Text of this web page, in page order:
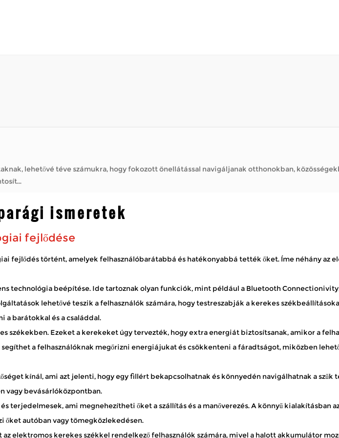
cégek,
lehetővé téve számukra, hogy fokozott önellátással navigáljanak otthonokban,
cégek,
lehetővé téve számukra, hogy fokozott önellátással navigáljanak otthonokban,
ismeretek
fejlődése
fejlődés történt, amelyek felhasználóbarátabbá és hatékonyabbá tették őket. Íme néhány az
technológia beépítése. Ide tartoznak olyan funkciók, mint például a Bluetooth Connectionivity,
lehetővé teszik a felhasználók számára, hogy testreszabják a kerekes
a barátokkal és a családdal.
székekben. Ezeket a kerekeket úgy tervezték, hogy extra energiát biztosítsanak, amikor a
a felhasználóknak megőrizni energiájukat és csökkenteni a fáradtságot, miközben
kínál, ami azt jelenti, hogy egy fillért bekapcsolhatnak és könnyedén navigálhatnak a szűk
vagy bevásárlóközpontban.
terjedelmesek, ami megnehezítheti őket a szállítás és a manőverezés. A könnyű kialakításban
őket autóban vagy tömegközlekedésen.
elektromos kerekes székkel rendelkező felhasználók számára, mivel a halott akkumulátor